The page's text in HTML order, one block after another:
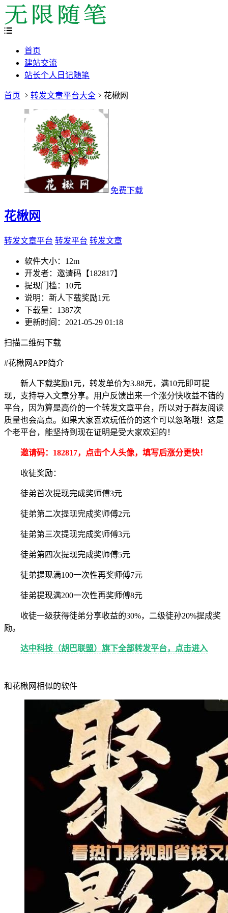
首页
建站交流
站长个人日记随笔
首页 转发文章平台大全 花楸网
免费下载
花楸网
转发文章平台 转发平台 转发文章
软件大小： 12m
开发者： 邀请码【182817】
提现门槛： 10元
说明： 新人下载奖励1元
下载量： 1387次
更新时间： 2021-05-29 01:18
扫描二维码下载
#花楸网APP简介
新人下载奖励1元，转发单价为3.88元，满10元即可提
现，支持导入文章分享。用户反馈出来一个涨分快收益不错的
平台，因为算是高价的一个转发文章平台，所以对于群友阅读
质量也会高点。如果大家喜欢玩低价的这个可以忽略哦！这是
个老平台，能坚持到现在证明是受大家欢迎的！
邀请码：182817，点击个人头像，填写后涨分更快！
收徒奖励：
徒弟首次提现完成奖师傅3元
徒弟第二次提现完成奖师傅2元
徒弟第三次提现完成奖师傅3元
徒弟第四次提现完成奖师傅5元
徒弟提现满100一次性再奖师傅7元
徒弟提现满200一次性再奖师傅8元
收徒一级获得徒弟分享收益的30%，二级徒孙20%提成奖
励。
达中科技（胡巴联盟）旗下全部转发平台，点击进入
和花楸网相似的软件